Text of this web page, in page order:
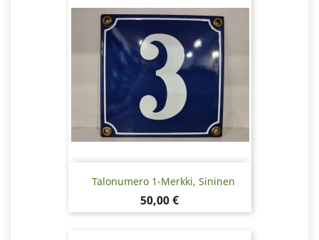
Talonumero 1-Merkki, Sininen
Hinta
50,00 €